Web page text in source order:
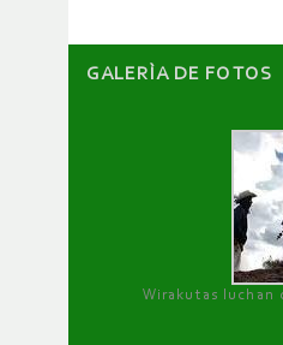
GALERÌA DE FOTOS
Wirakutas luchan